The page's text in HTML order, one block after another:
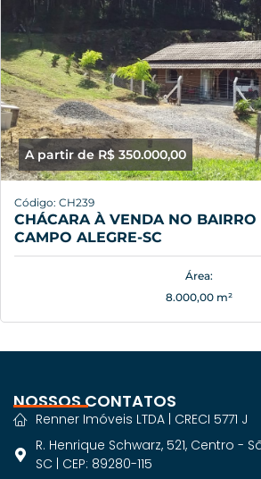
A partir de R$ 350.000,00
Código: CH239
CHÁCARA À VENDA NO BAIRRO
CAMPO ALEGRE-SC
Área:
8.000,00 m²
NOSSOS CONTATOS
Renner Imóveis LTDA | CRECI 5771 J
R. Henrique Schwarz, 521, Centro -
SC | CEP: 89280-115